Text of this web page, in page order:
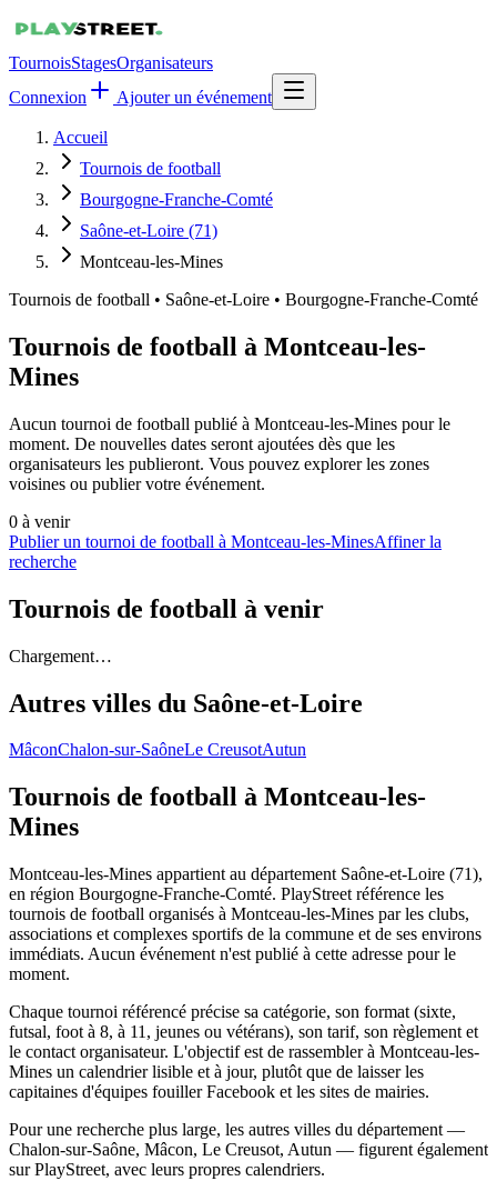
TournoisStagesOrganisateurs
Connexion
Ajouter un événement
Accueil
Tournois de football
Bourgogne-Franche-Comté
Saône-et-Loire (71)
Montceau-les-Mines
Tournois de football • Saône-et-Loire • Bourgogne-Franche-Comté
Tournois de football à Montceau-les-
Mines
Aucun tournoi de football publié à Montceau-les-Mines pour le
moment. De nouvelles dates seront ajoutées dès que les
organisateurs les publieront. Vous pouvez explorer les zones
voisines ou publier votre événement.
0 à venir
Publier un tournoi de football à Montceau-les-MinesAffiner la
recherche
Tournois de football à venir
Chargement…
Autres villes du Saône-et-Loire
MâconChalon-sur-SaôneLe CreusotAutun
Tournois de football à Montceau-les-
Mines
Montceau-les-Mines appartient au département Saône-et-Loire (71),
en région Bourgogne-Franche-Comté. PlayStreet référence les
tournois de football organisés à Montceau-les-Mines par les clubs,
associations et complexes sportifs de la commune et de ses environs
immédiats. Aucun événement n'est publié à cette adresse pour le
moment.
Chaque tournoi référencé précise sa catégorie, son format (sixte,
futsal, foot à 8, à 11, jeunes ou vétérans), son tarif, son règlement et
le contact organisateur. L'objectif est de rassembler à Montceau-les-
Mines un calendrier lisible et à jour, plutôt que de laisser les
capitaines d'équipes fouiller Facebook et les sites de mairies.
Pour une recherche plus large, les autres villes du département —
Chalon-sur-Saône, Mâcon, Le Creusot, Autun — figurent également
sur PlayStreet, avec leurs propres calendriers.